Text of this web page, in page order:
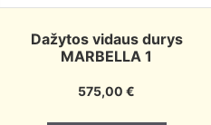
Dažytos vidaus durys
MARBELLA 1
575,00€